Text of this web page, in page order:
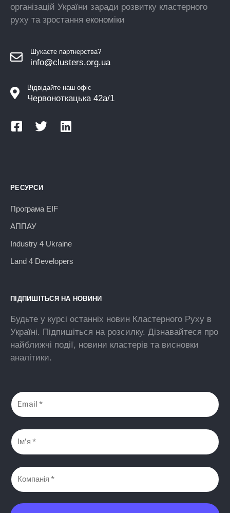
організацій України заради розвитку кластерного
руху та зростання економіки
Шукаєте партнерства?
info@clusters.org.ua
Відвідайте наш офіс
Червоноткацька 42а/1
РЕСУРСИ
Програма EIF
АППАУ
Industry 4 Ukraine
Land 4 Developers
ПІДПИШІТЬСЯ НА НОВИНИ
Будьте у курсі останніх новин Кластерного Руху в
Україні. Підпишіться на розсилку. Дізнавайтеся про
найближчі події, новини кластерів та висновки
аналітики.